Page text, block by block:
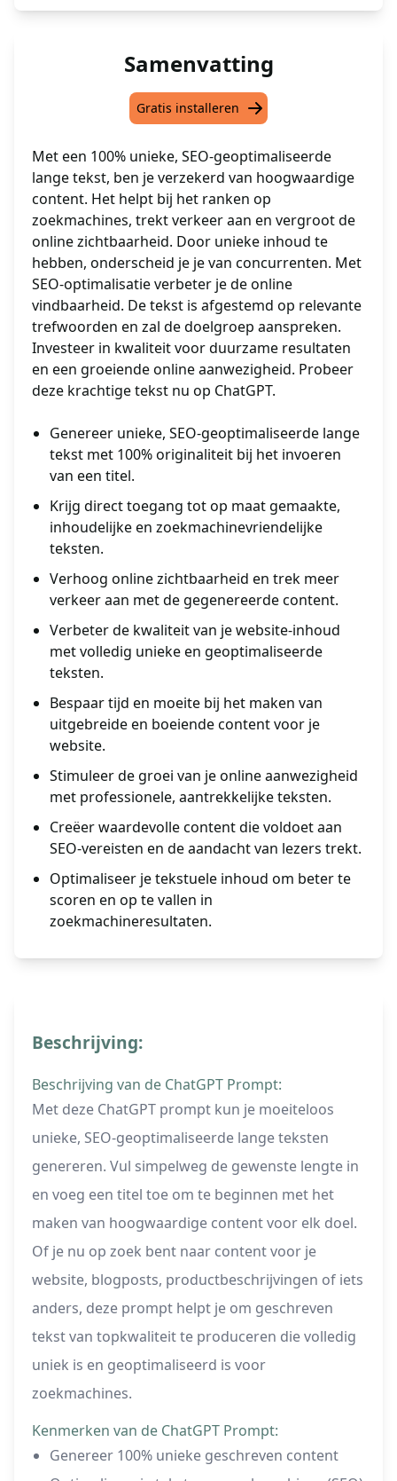
Samenvatting
Gratis installeren
Met een 100% unieke, SEO-geoptimaliseerde
lange tekst, ben je verzekerd van hoogwaardige
content. Het helpt bij het ranken op
zoekmachines, trekt verkeer aan en vergroot de
online zichtbaarheid. Door unieke inhoud te
hebben, onderscheid je je van concurrenten. Met
SEO-optimalisatie verbeter je de online
vindbaarheid. De tekst is afgestemd op relevante
trefwoorden en zal de doelgroep aanspreken.
Investeer in kwaliteit voor duurzame resultaten
en een groeiende online aanwezigheid. Probeer
deze krachtige tekst nu op ChatGPT.
Genereer unieke, SEO-geoptimaliseerde lange
tekst met 100% originaliteit bij het invoeren
van een titel.
Krijg direct toegang tot op maat gemaakte,
inhoudelijke en zoekmachinevriendelijke
teksten.
Verhoog online zichtbaarheid en trek meer
verkeer aan met de gegenereerde content.
Verbeter de kwaliteit van je website-inhoud
met volledig unieke en geoptimaliseerde
teksten.
Bespaar tijd en moeite bij het maken van
uitgebreide en boeiende content voor je
website.
Stimuleer de groei van je online aanwezigheid
met professionele, aantrekkelijke teksten.
Creëer waardevolle content die voldoet aan
SEO-vereisten en de aandacht van lezers trekt.
Optimaliseer je tekstuele inhoud om beter te
scoren en op te vallen in
zoekmachineresultaten.
Beschrijving:
Beschrijving van de ChatGPT Prompt:
Met deze ChatGPT prompt kun je moeiteloos
unieke, SEO-geoptimaliseerde lange teksten
genereren. Vul simpelweg de gewenste lengte in
en voeg een titel toe om te beginnen met het
maken van hoogwaardige content voor elk doel.
Of je nu op zoek bent naar content voor je
website, blogposts, productbeschrijvingen of iets
anders, deze prompt helpt je om geschreven
tekst van topkwaliteit te produceren die volledig
uniek is en geoptimaliseerd is voor
zoekmachines.
Kenmerken van de ChatGPT Prompt:
Genereer 100% unieke geschreven content